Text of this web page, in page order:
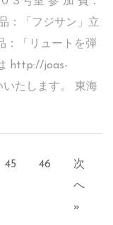
：「フジサン」立
「リュートを弾
http://joas-
たします。 東海
45 46
次
へ
»